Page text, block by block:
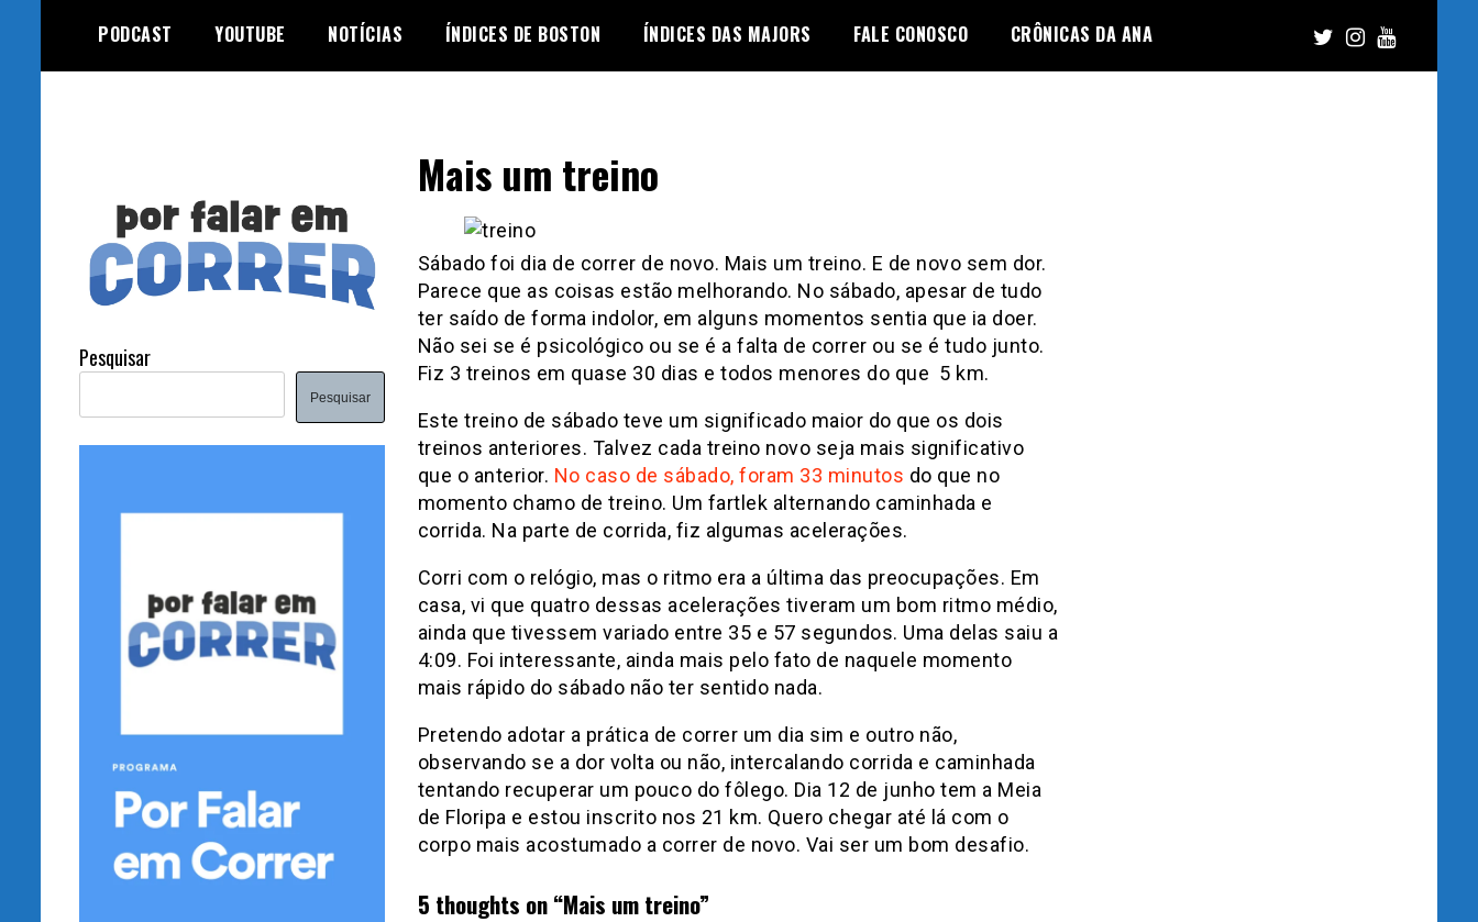
content
PODCAST YOUTUBE NOTÍCIAS ÍNDICES DE BOSTON ÍNDICES DAS MAJORS FALE CONOSCO CRÔNICAS DA ANA
Mais um treino
Sábado foi dia de correr de novo. Mais um treino. E de novo sem dor.
Parece que as coisas estão melhorando. No sábado, apesar de tudo
ter saído de forma indolor, em alguns momentos sentia que ia doer.
Não sei se é psicológico ou se é a falta de correr ou se é tudo junto.
Fiz 3 treinos em quase 30 dias e todos menores do que 5 km.
Este treino de sábado teve um significado maior do que os dois
treinos anteriores. Talvez cada treino novo seja mais significativo
que o anterior. No caso de sábado, foram 33 minutos do que no
momento chamo de treino. Um fartlek alternando caminhada e
corrida. Na parte de corrida, fiz algumas acelerações.
Corri com o relógio, mas o ritmo era a última das preocupações. Em
casa, vi que quatro dessas acelerações tiveram um bom ritmo médio,
ainda que tivessem variado entre 35 e 57 segundos. Uma delas saiu a
4:09. Foi interessante, ainda mais pelo fato de naquele momento
mais rápido do sábado não ter sentido nada.
Pretendo adotar a prática de correr um dia sim e outro não,
observando se a dor volta ou não, intercalando corrida e caminhada
tentando recuperar um pouco do fôlego. Dia 12 de junho tem a Meia
de Floripa e estou inscrito nos 21 km. Quero chegar até lá com o
corpo mais acostumado a correr de novo. Vai ser um bom desafio.
5 thoughts on “Mais um treino”
Pesquisar
Pesquisar